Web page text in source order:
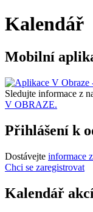
Kalendář
Mobilní
Sledujte informace z
V OBRAZE.
Přihlášení k
Dostávejte informace
Chci se zaregistrovat
Kalendář